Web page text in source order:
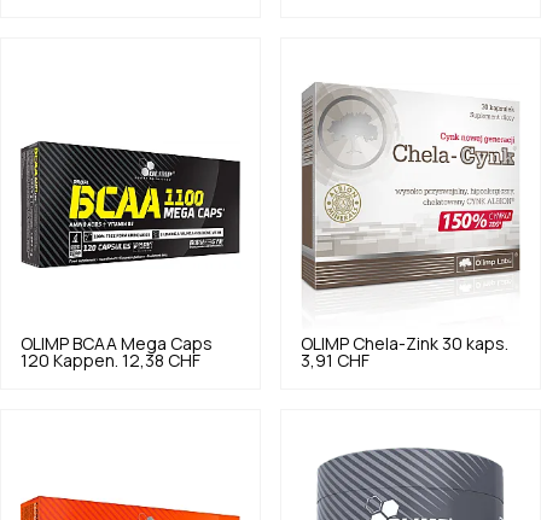
OLIMP BCAA Mega Caps
120 Kappen. 12,38 CHF
OLIMP Chela-Zink 30 kaps.
3,91 CHF